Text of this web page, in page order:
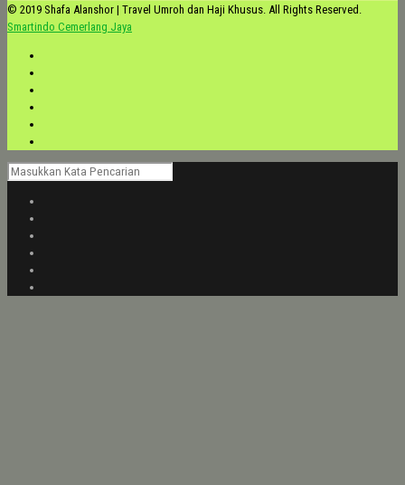
© 2019 Shafa Alanshor | Travel Umroh dan Haji Khusus. All Rights Reserved.
Smartindo Cemerlang Jaya